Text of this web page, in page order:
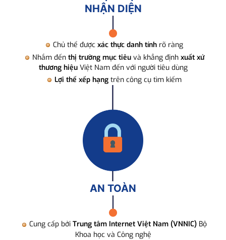
NHẬN DIỆN
Chủ thể được xác thực danh tính rõ ràng
Nhắm đến thị trường mục tiêuvà khẳng định xuất xứ
thương hiệuViệt Nam đến với người tiêu dùng
Lợi thế xếp hạng trên công cụ tìm kiếm
AN TOÀN
Cung cấp bởi Trung tâm Internet Việt Nam (VNNIC) Bộ
Khoa học và Công nghệ